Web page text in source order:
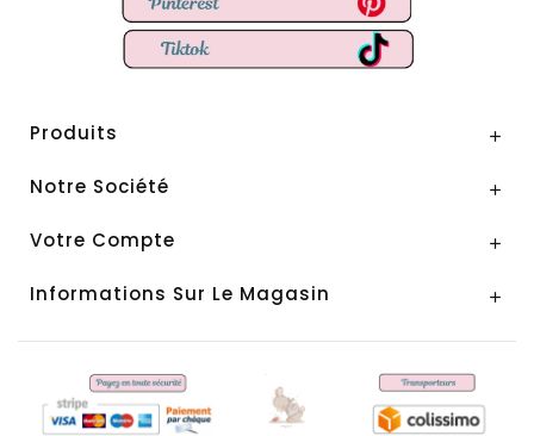
Produits 
Notre Société 
Votre Compte 
Informations Sur Le Magasin 